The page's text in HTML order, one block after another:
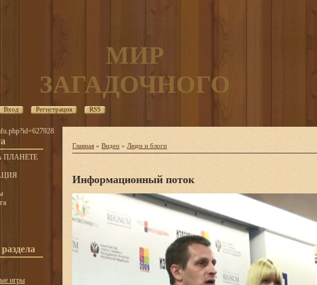
МИР
ЗАГАДОЧНОГО
Вход Регистрация RSS
ПЛАНЕТЕ
игры
Главная » Видео » Люди и блоги
Информационный поток